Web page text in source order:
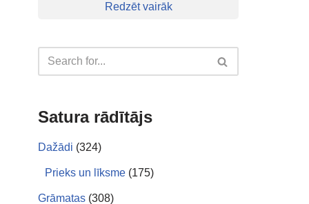
Redzēt vairāk
Satura rādītājs
Dažādi (324)
Prieks un līksme (175)
Grāmatas (308)